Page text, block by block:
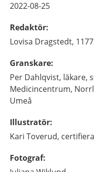
2022-08-25
Redaktör:
Lovisa Dragstedt,
Granskare:
Per Dahlqvist, läkare,
Medicincentrum,
Umeå
Illustratör:
Kari Toverud,
Fotograf: